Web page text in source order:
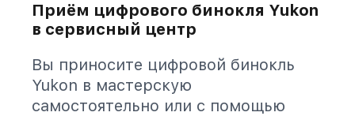
Приём цифрового бинокля Yukon
в сервисный центр
Вы приносите цифровой бинокль
Yukon в мастерскую
самостоятельно или с помощью